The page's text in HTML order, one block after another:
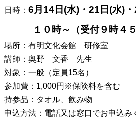
日時： 6月14日(水)・21日(水)
１０時～（受付９時４５
場所：有明文化会館 研修室
講師：奥野 文香 先生
対象：一般（定員15名）
参加費：1,000円※保険料を含む
持参品：タオル、飲み物
申込方法：電話又は窓口でお申込み